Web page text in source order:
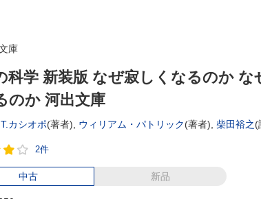
庫
科学 新装版 なぜ寂しくなるのか な
のか 河出文庫
カシオポ(著者), ウィリアム・パトリック(著者), 柴田裕之(
2件
中古 新品